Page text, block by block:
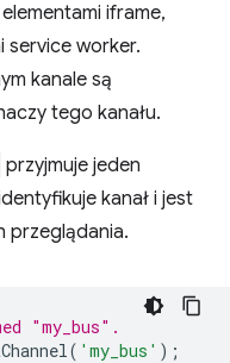
iframe,
service worker.
kanale są
tego kanału.
przyjmuje jeden
kanał i jest
przeglądania.
"my_bus".
( 'my_bus' );